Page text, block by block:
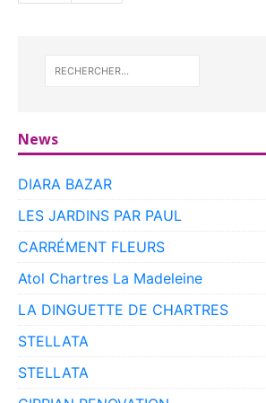
News
DIARA BAZAR
LES JARDINS PAR PAUL
CARRÉMENT FLEURS
Atol Chartres La Madeleine
LA DINGUETTE DE CHARTRES
STELLATA
STELLATA